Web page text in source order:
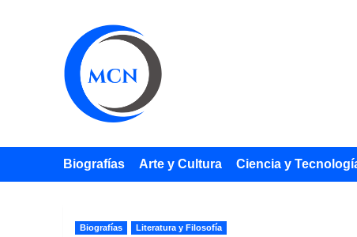
Biografías Arte y Cultura Ciencia y
Biografías Literatura y Filosofía